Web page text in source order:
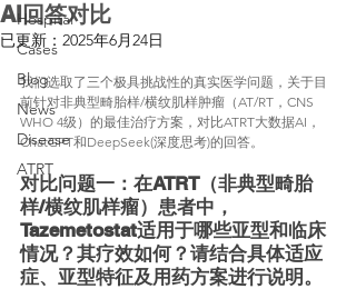
Hospital
Cases
Blog
News
Disease
ATRT
AI回答对比
已更新： 2025年6月24日
我们选取了三个极具挑战性的真实医学问题，关于目
前针对非典型畸胎样/横纹肌样肿瘤（AT/RT，CNS
WHO 4级）的最佳治疗方案，对比ATRT大数据AI，
ChatGPT和DeepSeek(深度思考)的回答。
对比问题一：在ATRT（非典型畸胎
样/横纹肌样瘤）患者中，
Tazemetostat适用于哪些亚型和临床
情况？其疗效如何？请结合具体适应
症、亚型特征及用药方案进行说明。